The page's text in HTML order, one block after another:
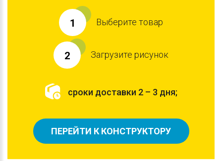
1 Выберите товар
2 Загрузите рисунок
сроки доставки 2 – 3 дня;
ПЕРЕЙТИ К КОНСТРУКТОРУ